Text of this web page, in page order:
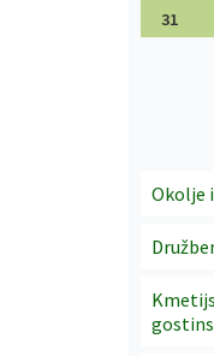
31
Okolje